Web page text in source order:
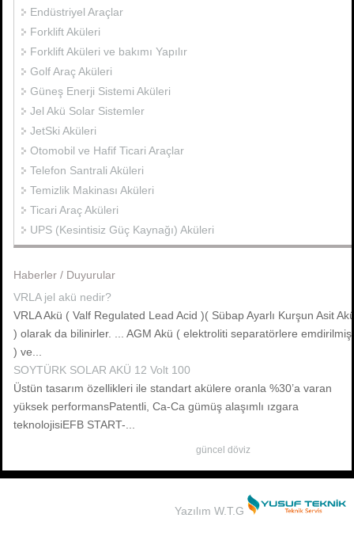
Endüstriyel Araçlar
Forklift Aküleri
Forklift Aküleri ve bakımı Yapılır
Golf Araç Aküleri
Güneş Enerji Sistemi Aküleri
Jel Akü Solar Sistemler
JetSki Aküleri
Otomobil ve Hafif Ticari Araçlar
Telefon Santrali Aküleri
Temizlik Makinası Aküleri
Ticari Araç Aküleri
UPS (Kesintisiz Güç Kaynağı) Aküleri
Haberler / Duyurular
VRLA jel akü nedir?
VRLA Akü ( Valf Regulated Lead Acid )( Sübap Ayarlı Kurşun Asit
) olarak da bilinirler. ... AGM Akü ( elektroliti separatörlere emdirilmiş
) ve...
SOYTÜRK SOLAR AKÜ 12 Volt 100
Üstün tasarım özellikleri ile standart akülere oranla %30’a varan
yüksek performansPatentli, Ca-Ca gümüş alaşımlı ızgara
teknolojisiEFB START-...
güncel döviz
Yazılım W.T.G